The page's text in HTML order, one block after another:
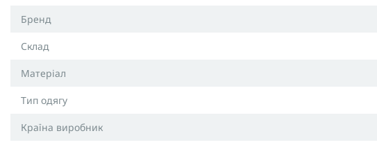
Прямий крій, що не обмежує руху
Бренд
Склад
Матеріал
Тип одягу
Країна виробник